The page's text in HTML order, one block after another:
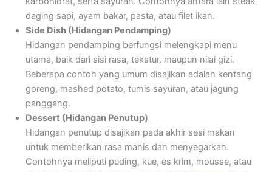
daging sapi, ayam bakar, pasta, atau filet ikan.
Side Dish (Hidangan Pendamping)
Hidangan pendamping berfungsi melengkapi menu
utama, baik dari sisi rasa, tekstur, maupun nilai gizi.
Beberapa contoh yang umum disajikan adalah kentang
goreng, mashed potato, tumis sayuran, atau jagung
panggang.
Dessert (Hidangan Penutup)
Hidangan penutup disajikan pada akhir sesi makan
untuk memberikan rasa manis dan menyegarkan.
Contohnya meliputi puding, kue, es krim, mousse, atau